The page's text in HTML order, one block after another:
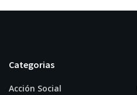
Categorias
Acción Social